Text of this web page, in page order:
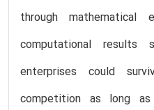
through mathematical
computational results
enterprises could
competition as long